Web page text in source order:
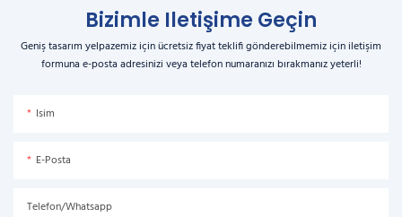
Bizimle Iletişime Geçin
Geniş tasarım yelpazemiz için ücretsiz fiyat teklifi gönderebilmemiz için iletişim
formuna e-posta adresinizi veya telefon numaranızı bırakmanız yeterli!
Isim
E-Posta
Telefon/Whatsapp